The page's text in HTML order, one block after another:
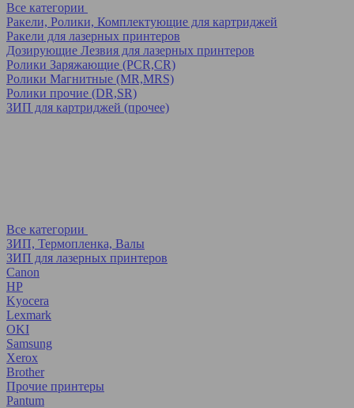
Все категории
Ракели, Ролики, Комплектующие для картриджей
Ракели для лазерных принтеров
Дозирующие Лезвия для лазерных принтеров
Ролики Заряжающие (PCR,CR)
Ролики Магнитные (MR,MRS)
Ролики прочие (DR,SR)
ЗИП для картриджей (прочее)
Все категории
ЗИП, Термопленка, Валы
ЗИП для лазерных принтеров
Canon
HP
Kyocera
Lexmark
OKI
Samsung
Xerox
Brother
Прочие принтеры
Pantum